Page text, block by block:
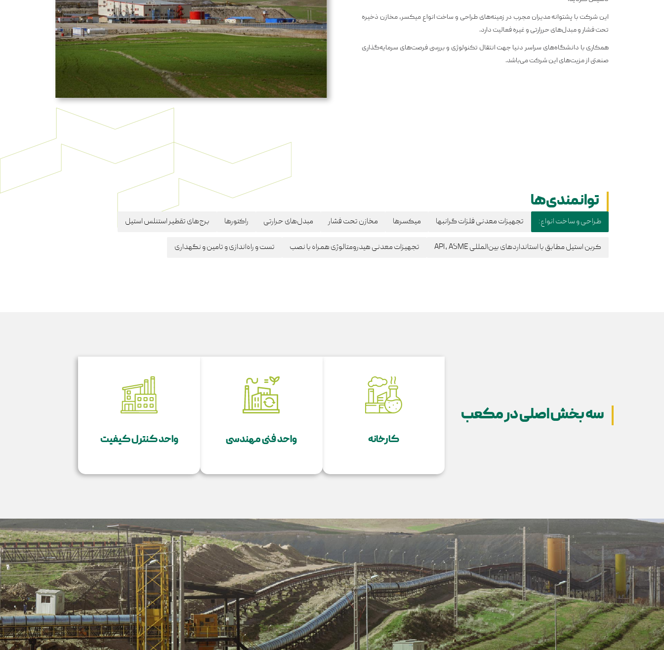
این شرکت با پشتوانه مدیران مجرب در زمینه‌های طراحی و ساخت انواع میکسر، مخازن ذخیره
تحت فشار و مبدل‌های حررارتی و غیره فعالیت دارد.
همکاری با دانشگاه‌های سراسر دنیا جهت انتقال تکنولوژی و بررسی فرصت‌های سرمایه‌گذاری
صنعتی از مزیت‌های این شرکت می‌باشد.
توانمندی‌ها
طراحی و ساخت انواع: تجهیزات معدنی فلزات گرانبها میکسرها مخازن تحت فشار مبدل‌های حرارتی راکتورها برج‌های تقطیر استنلس استیل
کربن استیل مطابق با استانداردهای بین‌المللی API, ASME تجهیزات معدنی هیدرومتالوژی همراه با نصب تست و راه‌اندازی و تامین و نگهداری
سه بخش اصلی در مکعب
کارخانه واحد فنی مهندسی واحد کنترل کیفیت